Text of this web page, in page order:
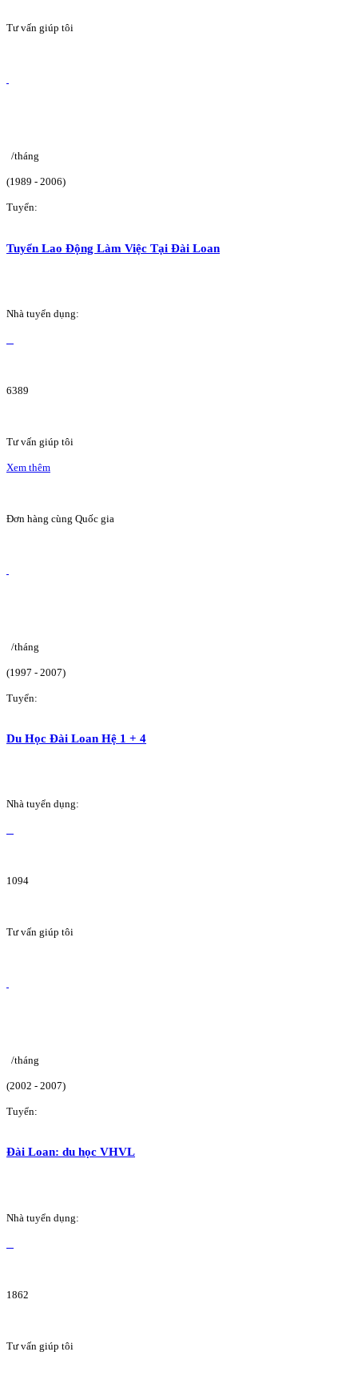
Tư vấn giúp tôi
/tháng
(1989 - 2006)
Tuyển:
Tuyển Lao Động Làm Việc Tại Đài Loan
Nhà tuyển dụng:
6389
Tư vấn giúp tôi
Xem thêm
Đơn hàng cùng Quốc gia
/tháng
(1997 - 2007)
Tuyển:
Du Học Đài Loan Hệ 1 + 4
Nhà tuyển dụng:
1094
Tư vấn giúp tôi
/tháng
(2002 - 2007)
Tuyển:
Đài Loan: du học VHVL
Nhà tuyển dụng:
1862
Tư vấn giúp tôi